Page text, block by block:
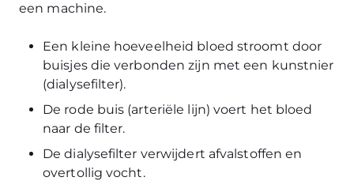
een machine.
Een kleine hoeveelheid bloed stroomt door
buisjes die verbonden zijn met een kunstnier
(dialysefilter).
De rode buis (arteriële lijn) voert het bloed
naar de filter.
De dialysefilter verwijdert afvalstoffen en
overtollig vocht.